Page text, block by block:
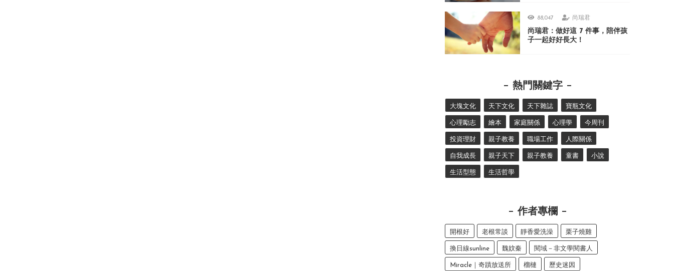
88,047 尚瑞君
尚瑞君：做好這 7 件事，陪伴孩
子一起好好長大！
熱門關鍵字
大塊文化 天下文化 天下雜誌 寶瓶文化
心理勵志 繪本 家庭關係 心理學 今周刊
投資理財 親子教養 職場工作 人際關係
自我成長 親子天下 親子教養 童書 小說
生活型態 生活哲學
作者專欄
開根好 老根常談 靜香愛洗澡 栗子燒雞
換日線sunline 魏妏秦 閱域－非文學閱書人
Miracle｜奇蹟放送所 榴槤 歷史迷因